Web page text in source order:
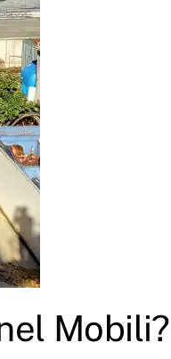
Mobili?